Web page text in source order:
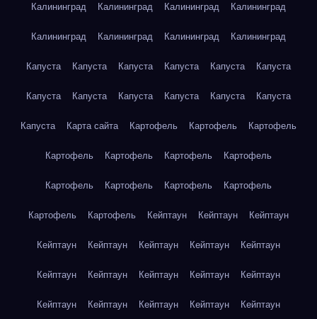
Калининград Калининград Калининград Калининград
Калининград Калининград Калининград Калининград
Капуста Капуста Капуста Капуста Капуста Капуста
Капуста Капуста Капуста Капуста Капуста Капуста
Капуста Карта сайта Картофель Картофель Картофель
Картофель Картофель Картофель Картофель
Картофель Картофель Картофель Картофель
Картофель Картофель Кейптаун Кейптаун Кейптаун
Кейптаун Кейптаун Кейптаун Кейптаун Кейптаун
Кейптаун Кейптаун Кейптаун Кейптаун Кейптаун
Кейптаун Кейптаун Кейптаун Кейптаун Кейптаун